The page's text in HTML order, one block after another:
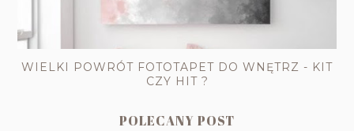
WIELKI POWRÓT FOTOTAPET DO WNĘTRZ - KIT
CZY HIT ?
POLECANY POST